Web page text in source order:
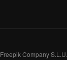
Freepik Company S.L.U.